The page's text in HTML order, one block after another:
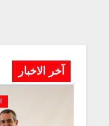
آخر الاخبار